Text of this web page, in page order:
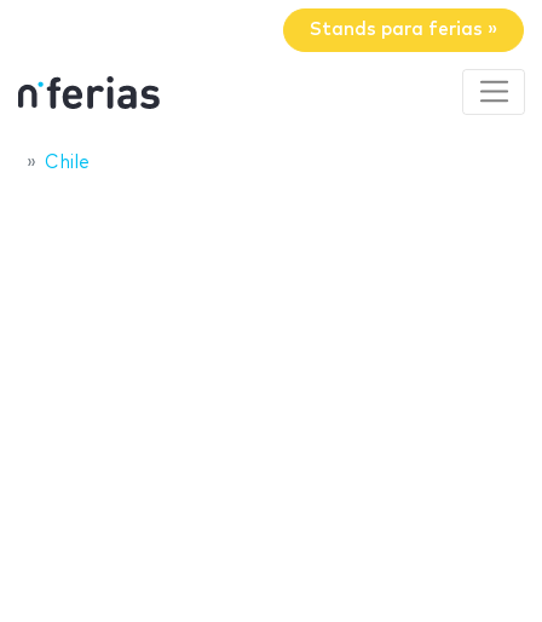
Stands para ferias »
Chile